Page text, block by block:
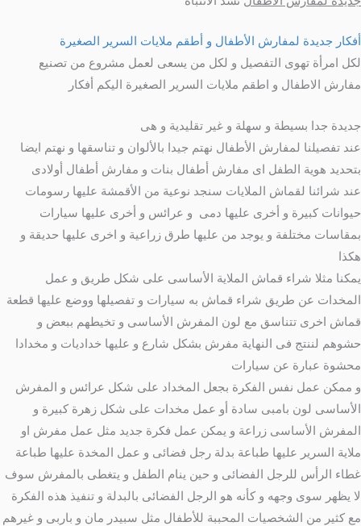
أفكار جديدة لمفارش الأطفال و أطقم ملايات السرير الصغيرة
لكل امرأة تهوى التفصيل و لكل من يسعى لعمل مشروع من تصنيع
مفارش الاطفال و اطقم ملايات السرير الصغيرة اليكم أفكار
جديدة جدا بسيطة و سهلة و غير تقليدية و هى
عند تفصيلنا لمفارش الأطفال نهتم جيدا بالألوان و تناسقها و نهتم ايضا
بتحديد هوية الطفل اى مفارش أطفال بنات و مفارش أطفال أولادى
عند شرائنا لقماش الملايات سنجد نوعية من الأقمشة عليها رسومات
حيوانات كبيرة و أخرى عليها دمى و عرائس و أخرى عليها سيارات
بمقاسات مختلفة و يوجد من عليها طرق زراعية و اخرى عليها حديقة و
هكذا
يمكنا مثلا شراء قماش الملاية الأساسى على شكل طريق و عمل
المخدات عن طريق شراء قماش به سيارات و تفصيلها ووضع عليها قطعة
قماش اخرى تتناسق مع لون المفرش الأساسى و تخيطهم ببعض و
حشوهم لننتج فى النهاية مفرش بشكل شارع و عليها خداديات و مخدادا
محشوة عبارة عن سيارات
و ممكن عمل نفس الفكرة بجعل المخداد على شكل عرائس و المفرش
الأساسى لون بامبى سادة أو عمل مخدات على شكل زهرة كبيرة و
المفرش الأساسى زراعة و يمكن عمل فكرة جديد مثل عمل مفرش او
ملاية السرير عليها طباعة بدلة رجل فضائى و عمل المخدة عليها طباعة
غطاء الرأس للرجل الفضائى و حين ينام الطفل و يتغطى بالمفرش سوف
لا يظهر سوى وجهه و كأنه هو الرجل الفضائى بالبدلة و تنفيذ هذه الفكرة
مع كثير من الشخصيات المحببة للأطفال مثل سبيدر مان و باربى و غيرهم